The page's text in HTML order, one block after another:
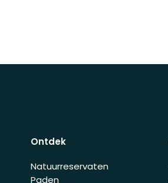
Ontdek
Natuurreservaten
Paden